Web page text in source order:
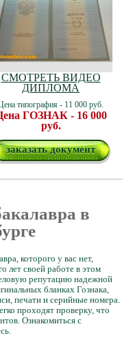
СМОТРЕТЬ ВИДЕО
ДИПЛОМА
типография - 11 000 руб.
ГОЗНАК - 16 000
руб.
заказать документ
в
которого у вас нет,
лет своей работе в этом
репутацию надежной
бланках Гознака,
печати и серийные номера.
проходят проверку, что
Ознакомиться с